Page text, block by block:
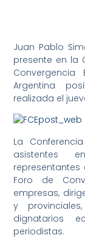
Juan Pablo
presente en la
Convergencia
Argentina
realizada el
La
asistentes
Foro de
empresas,
y
dignatarios
periodistas.